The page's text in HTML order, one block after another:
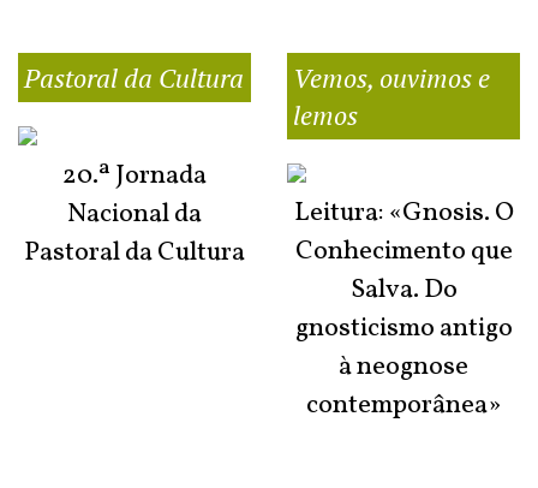
Pastoral da Cultura
20.ª Jornada
Nacional da
Pastoral da Cultura
Vemos, ouvimos e
lemos
Leitura: «Gnosis. O
Conhecimento que
Salva. Do
gnosticismo antigo
à neognose
contemporânea»